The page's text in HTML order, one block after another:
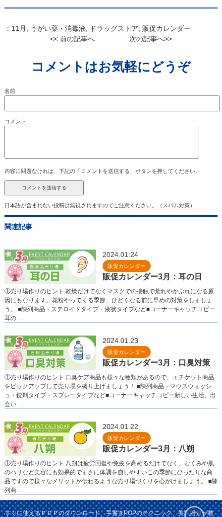
： 11月 , うがい薬・消毒液, ドラッグストア, 販促カレンダー
<< 前の記事へ
次の記事へ>>
コメントはお気軽にどうぞ
名前
コメント
内容に問題なければ、下記の「コメントを送信する」ボタンを押してください。
日本語が含まれない投稿は無視されますのでご注意ください。（スパム対策）
関連記事
2024.01.24
販促カレンダー
販促カレンダー3月：耳の日
①売り場作りのヒント 乾燥だけでなくマスクでの接触で荒れやかぶれになる原
因にもなります。花粉やってくる季節、ひどくなる前に早めの対策をしましょ
う。 ■陳列商品・ステロイドタイプ・液状タイプなど■コーナーキャッチコピー
耳の …
2024.01.23
販促カレンダー
販促カレンダー3月：口臭対策
①売り場作りのヒント 口臭ケア商品も様々な種類があるので、エチケット商品
をピックアップして売り場を盛り上げましょう！ ■陳列商品・マウスウォッシ
ュ・錠剤タイプ・スプレータイプなど■コーナーキャッチコピー新しい生活、出
会い …
2024.01.22
販促カレンダー
販促カレンダー3月：八朔
①売り場作りのヒント 八朔は疲労回復や免疫を高めるだけでなく、むくみや肌
のハリなど美容にも効果的でまさに体調を崩しやすいこの季節にぴったりな商
品ですので様々なメリットが伝わるような売り場づくりを心がけましょう。 ■陳
列商 …
すぐに使えるＰＯＰのダウンロード、手書きPOPのテクニック、美容部員が教